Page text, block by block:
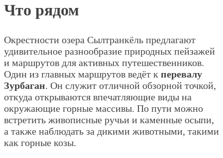
Что рядом
Окрестности озера Сылтранкёль предлагают
удивительное разнообразие природных пейзажей
и маршрутов для активных путешественников.
Один из главных маршрутов ведёт к перевалу
Зурбаган. Он служит отличной обзорной точкой,
откуда открываются впечатляющие виды на
окружающие горные массивы. По пути можно
встретить живописные ручьи и каменные осыпи,
а также наблюдать за дикими животными, такими
как горные козы.